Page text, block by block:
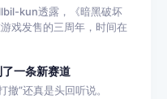
kun透露，《暗黑破坏
戏发售的三周年，时间在
了一条新赛道
撤”还真是头回听说。